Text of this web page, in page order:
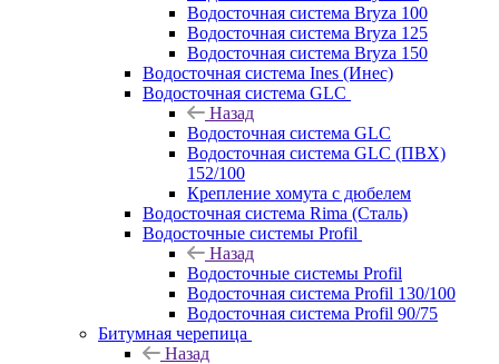
Водосточная система Bryza 100
Водосточная система Bryza 125
Водосточная система Bryza 150
Водосточная система Ines (Инес)
Водосточная система GLC
Назад
Водосточная система GLC
Водосточная система GLC (ПВХ)
152/100
Крепление хомута с дюбелем
Водосточная система Rima (Сталь)
Водосточные системы Profil
Назад
Водосточные системы Profil
Водосточная система Profil 130/100
Водосточная система Profil 90/75
Битумная черепица
Назад